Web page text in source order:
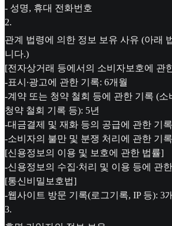
- 성명, 휴대 전화번호
2.
관계 법령에 의한 정보 보유 사유 (아래
니다.)
[전자상거래 등에서의 소비자보호에 관
-표시∙광고에 관한 기록: 6개월
-계약 또는 청약 철회 등에 관한 기록 (소
청약 철회 기록 등): 5년
-대금결제 및 재화 등의 공급에 관한 기
-소비자의 불만 및 분쟁 처리에 관한 기
[신용정보의 이용 및 보호에 관한 법률]
-신용정보의 수집∙처리 및 이용 등에 관
[통신비밀보호법]
-웹사이트 방문 기록(로그기록, IP 등): 3
3.